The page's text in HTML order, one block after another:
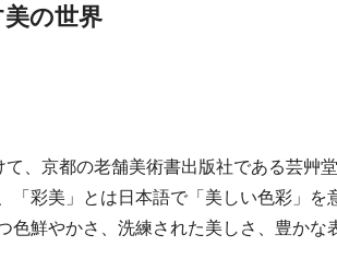
美の世界
、京都の老舗美術書出版社である芸艸堂
「彩美」とは日本語で「美しい色彩」を
色鮮やかさ、洗練された美しさ、豊かな